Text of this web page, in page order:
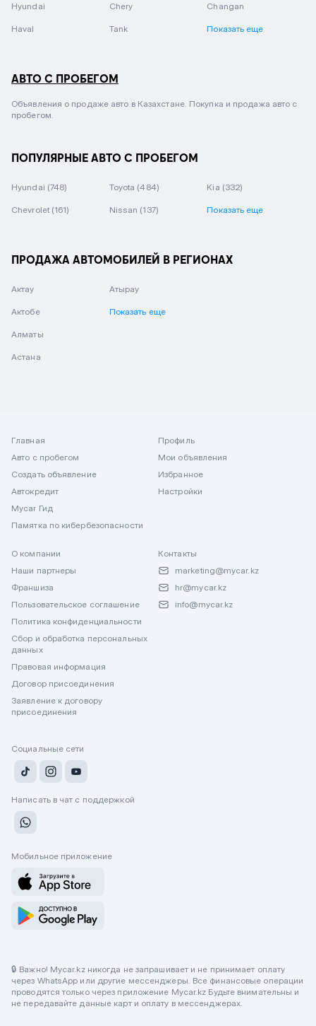
Hyundai Chery Changan
Haval Tank Показать еще
АВТО С ПРОБЕГОМ
Объявления о продаже авто в Казахстане. Покупка и продажа авто с
пробегом.
ПОПУЛЯРНЫЕ АВТО С ПРОБЕГОМ
Hyundai (748) Toyota (484) Kia (332)
Chevrolet (161) Nissan (137) Показать еще
ПРОДАЖА АВТОМОБИЛЕЙ В РЕГИОНАХ
Актау
Актобе
Алматы
Астана
Атырау
Показать еще
Главная
Авто с пробегом
Создать объявление
Автокредит
Mycar Гид
Памятка по кибербезопасности
Профиль
Мои объявления
Избранное
Настройки
О компании
Наши партнеры
Франшиза
Пользовательское соглашение
Политика конфиденциальности
Сбор и обработка персональных
данных
Правовая информация
Договор присоединения
Заявление к договору
присоединения
Контакты
marketing@mycar.kz
hr@mycar.kz
info@mycar.kz
Социальные сети
Написать в чат с поддержкой
Мобильное приложение
🔒 Важно! Mycar.kz никогда не запрашивает и не принимает оплату
через WhatsApp или другие мессенджеры. Все финансовые операции
проводятся только через приложение Mycar.kz Будьте внимательны и
не передавайте данные карт и оплату в мессенджерах.